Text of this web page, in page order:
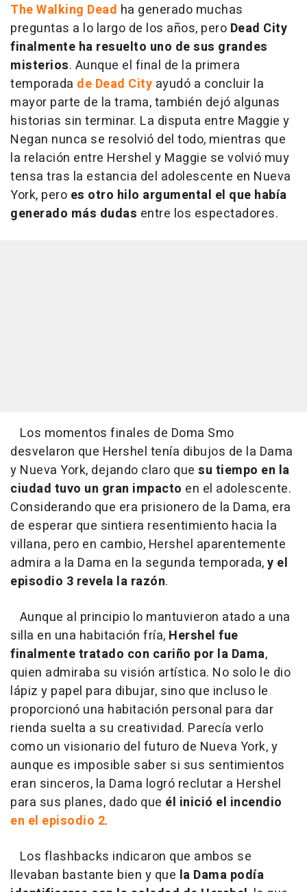
The Walking Dead ha generado muchas
preguntas a lo largo de los años, pero Dead City
finalmente ha resuelto uno de sus grandes
misterios. Aunque el final de la primera
temporada de Dead City ayudó a concluir la
mayor parte de la trama, también dejó algunas
historias sin terminar. La disputa entre Maggie y
Negan nunca se resolvió del todo, mientras que
la relación entre Hershel y Maggie se volvió muy
tensa tras la estancia del adolescente en Nueva
York, pero es otro hilo argumental el que había
generado más dudas entre los espectadores.
Los momentos finales de Doma Smo
desvelaron que Hershel tenía dibujos de la Dama
y Nueva York, dejando claro que su tiempo en la
ciudad tuvo un gran impacto en el adolescente.
Considerando que era prisionero de la Dama, era
de esperar que sintiera resentimiento hacia la
villana, pero en cambio, Hershel aparentemente
admira a la Dama en la segunda temporada,y el
episodio 3 revela la razón.
Aunque al principio lo mantuvieron atado a una
silla en una habitación fría, Hershel fue
finalmente tratado con cariño por la Dama,
quien admiraba su visión artística. No solo le dio
lápiz y papel para dibujar, sino que incluso le
proporcionó una habitación personal para dar
rienda suelta a su creatividad. Parecía verlo
como un visionario del futuro de Nueva York, y
aunque es imposible saber si sus sentimientos
eran sinceros, la Dama logró reclutar a Hershel
para sus planes, dado que él inició el incendio
en el episodio 2.
Los flashbacks indicaron que ambos se
llevaban bastante bien y que la Dama podía